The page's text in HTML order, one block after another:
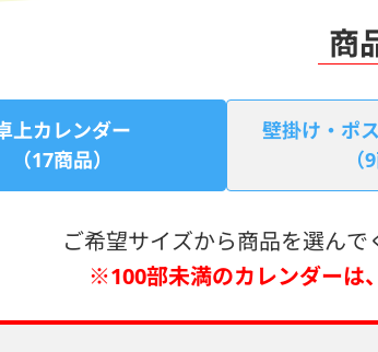
商
上カレンダー
（17商品）
壁掛け・ポ
（
ご希望サイズから商品を選んで
※100部未満のカレンダーは